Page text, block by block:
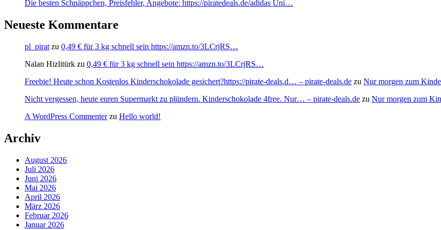
Die besten Schnäppchen, Preisfehler, Angebote: https://piratedeals.de/adidas Uni…
Neueste Kommentare
pl_pirat zu 0,49 € für 3 kg schnell sein https://amzn.to/3LCrjRS…
Nalan Hizlitürk zu 0,49 € für 3 kg schnell sein https://amzn.to/3LCrjRS…
Freebie! Heute schon Kostenlos Kinderschokolade gesichert?https://pirate-deals.d… – pirate-deals.de zu Nur morgen zum
Nicht vergessen, heute euren Supermarkt zu plündern. Kinderschokolade 4free. Nur… – pirate-deals.de zu Nur morgen zum
A WordPress Commenterzu Hello world!
Archiv
August 2026
Juli 2026
Juni 2026
Mai 2026
April 2026
März 2026
Februar 2026
Januar 2026